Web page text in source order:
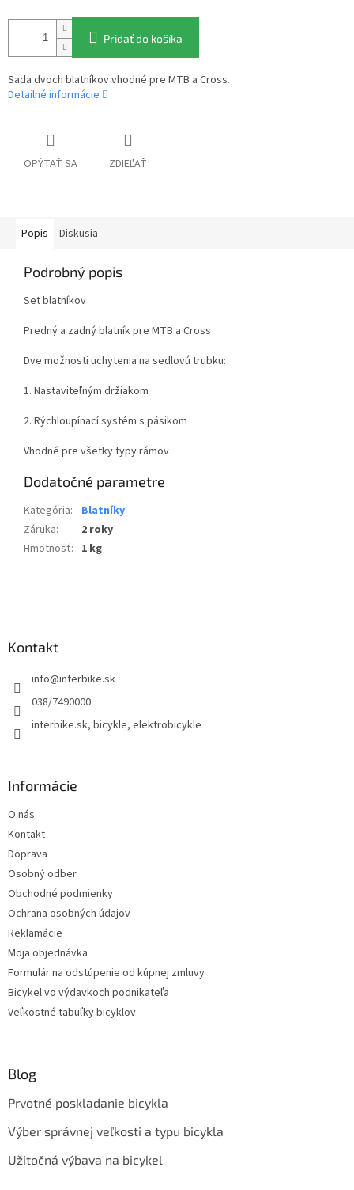
Pridať do košíka
Sada dvoch blatníkov vhodné pre MTB a Cross.
Detailné informácie
OPÝTAŤ SA ZDIEĽAŤ
Popis Diskusia
Podrobný popis
Set blatníkov
Predný a zadný blatník pre MTB a Cross
Dve možnosti uchytenia na sedlovú trubku:
1. Nastaviteľným držiakom
2. Rýchloupínací systém s pásikom
Vhodné pre všetky typy rámov
Dodatočné parametre
Kategória:
Blatníky
Záruka:
2 roky
Hmotnosť: 1 kg
Kontakt
info@interbike.sk
038/7490000
interbike.sk, bicykle, elektrobicykle
Informácie
O nás
Kontakt
Doprava
Osobný odber
Obchodné podmienky
Ochrana osobných údajov
Reklamácie
Moja objednávka
Formulár na odstúpenie od kúpnej zmluvy
Bicykel vo výdavkoch podnikateľa
Veľkostné tabuľky bicyklov
Blog
Prvotné poskladanie bicykla
Výber správnej veľkosti a typu bicykla
Užitočná výbava na bicykel